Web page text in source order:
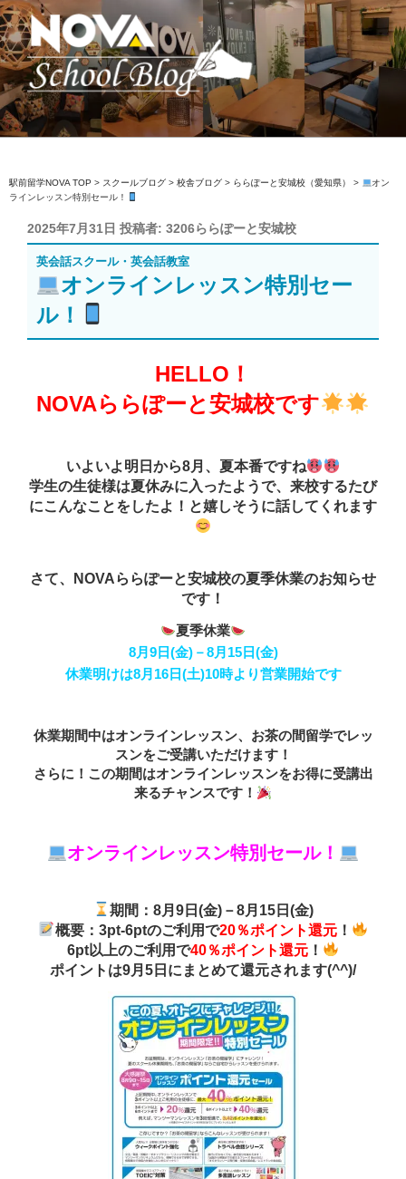
コ
ン
テ
ン
ツ
へ
ス
ッ
プ
駅前留学NOVA【公式】スクールブロ
英会話スクール・英会話教室
駅前留学NOVA TOP > スクールブログ > 校舎ブログ > ららぽーと安城校（愛知県） >
オン
ラインレッスン特別セール！
投
稿
日:
2025年7月31日 投稿者: 3206ららぽーと安城校
英会話スクール・英会話教室
オンラインレッスン特別セー
ル！
HELLO！
NOVAららぽーと安城校です
いよいよ明日から8月、夏本番ですね
学生の生徒様は夏休みに入ったようで、来校するたび
にこんなことをしたよ！と嬉しそうに話してくれます
さて、NOVAららぽーと安城校の夏季休業のお知らせ
です！
夏季休業
8月9日(金)－8月15日(金)
休業明けは8月16日(土)10時より営業開始です
休業期間中はオンラインレッスン、お茶の間留学でレッ
スンをご受講いただけます！
さらに！この期間はオンラインレッスンをお得に受講出
来るチャンスです！
オンラインレッスン特別セール！
期間：8月9日(金)－8月15日(金)
概要：3pt-6ptのご利用で20％ポイント還元！
6pt以上のご利用で40％ポイント還元！
ポイントは9月5日にまとめて還元されます(^^)/